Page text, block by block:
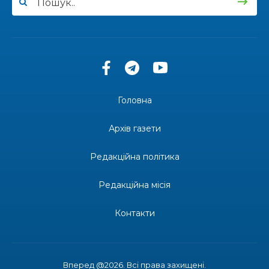
«Дві музи» у Рівному: свято краси, мистецтва
Одна з найяскравіших постатей Бахмута –
професійним святом
Вперед @2026. Всі права захищені.
Головна
Архів газети
Редакційна політика
Редакційна місія
Контакти